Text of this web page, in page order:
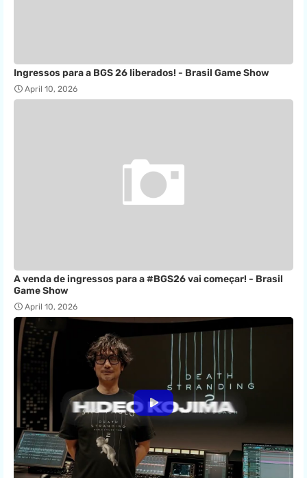
Ingressos para a BGS 26 liberados! - Brasil Game Show
April 10, 2026
A venda de ingressos para a #BGS26 vai começar! - Brasil
Game Show
April 10, 2026